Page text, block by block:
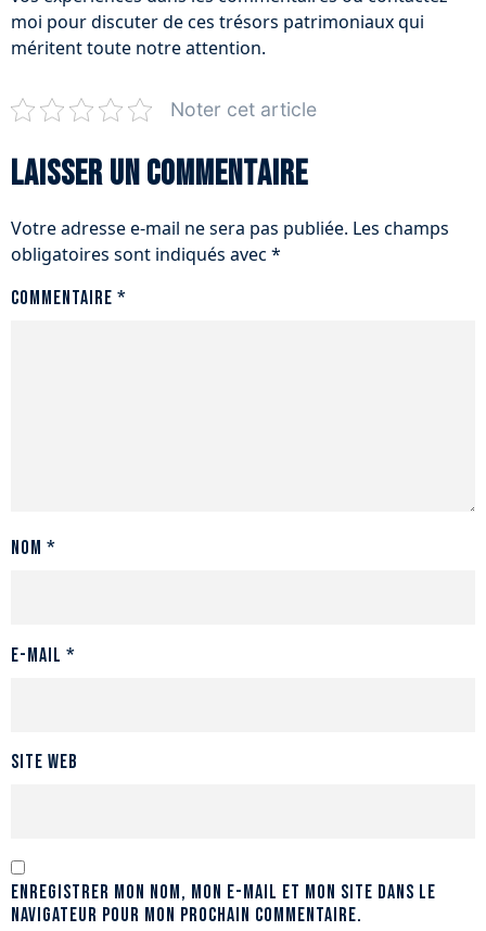
moi pour discuter de ces trésors patrimoniaux qui
méritent toute notre attention.
Noter cet article
Laisser un commentaire
Votre adresse e-mail ne sera pas publiée. Les champs
obligatoires sont indiqués avec *
Commentaire *
Nom *
E-mail *
Site web
Enregistrer mon nom, mon e-mail et mon site dans le
navigateur pour mon prochain commentaire.